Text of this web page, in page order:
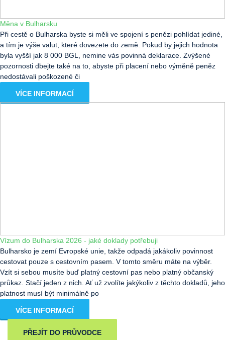
Měna v Bulharsku
Při cestě o Bulharska byste si měli ve spojení s penězi pohlídat jediné,
a tím je výše valut, které dovezete do země. Pokud by jejich hodnota
byla vyšší jak 8 000 BGL, nemine vás povinná deklarace. Zvýšené
pozornosti dbejte také na to, abyste při placení nebo výměně peněz
nedostávali poškozené či
VÍCE INFORMACÍ
Vízum do Bulharska 2026 - jaké doklady potřebuji
Bulharsko je zemí Evropské unie, takže odpadá jakákoliv povinnost
cestovat pouze s cestovním pasem. V tomto směru máte na výběr.
Vzít si sebou musíte buď platný cestovní pas nebo platný občanský
průkaz. Stačí jeden z nich. Ať už zvolíte jakýkoliv z těchto dokladů, jeho
platnost musí být minimálně po
VÍCE INFORMACÍ
PŘEJÍT DO PRŮVODCE